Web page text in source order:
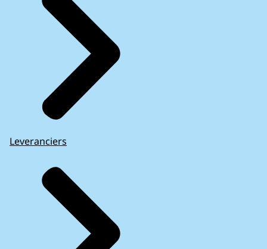
Leveranciers